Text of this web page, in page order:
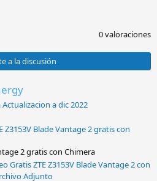
0 valoraciones
a la discusión
a dic 2022
Z3153V Blade Vantage 2 gratis con
2 gratis con Chimera
Gratis ZTE Z3153V Blade Vantage 2 con
Adjunto